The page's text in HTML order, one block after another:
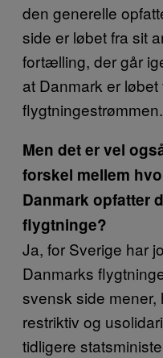
den generelle
side er løbet fra sit
fortælling, der går
at Danmark er
flygtningestrømmen.
Men det er vel
forskel mellem
Danmark opfatter
flygtninge?
Ja, for Sverige har
Danmarks
svensk side
restriktiv og
tidligere